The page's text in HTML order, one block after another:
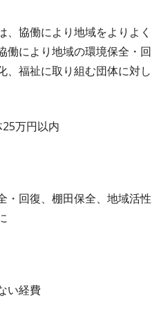
、協働により地域をよりよく
働により地域の環境保全・回
、福祉に取り組む団体に対し
万円以内
・回復、棚田保全、地域活性
い経費